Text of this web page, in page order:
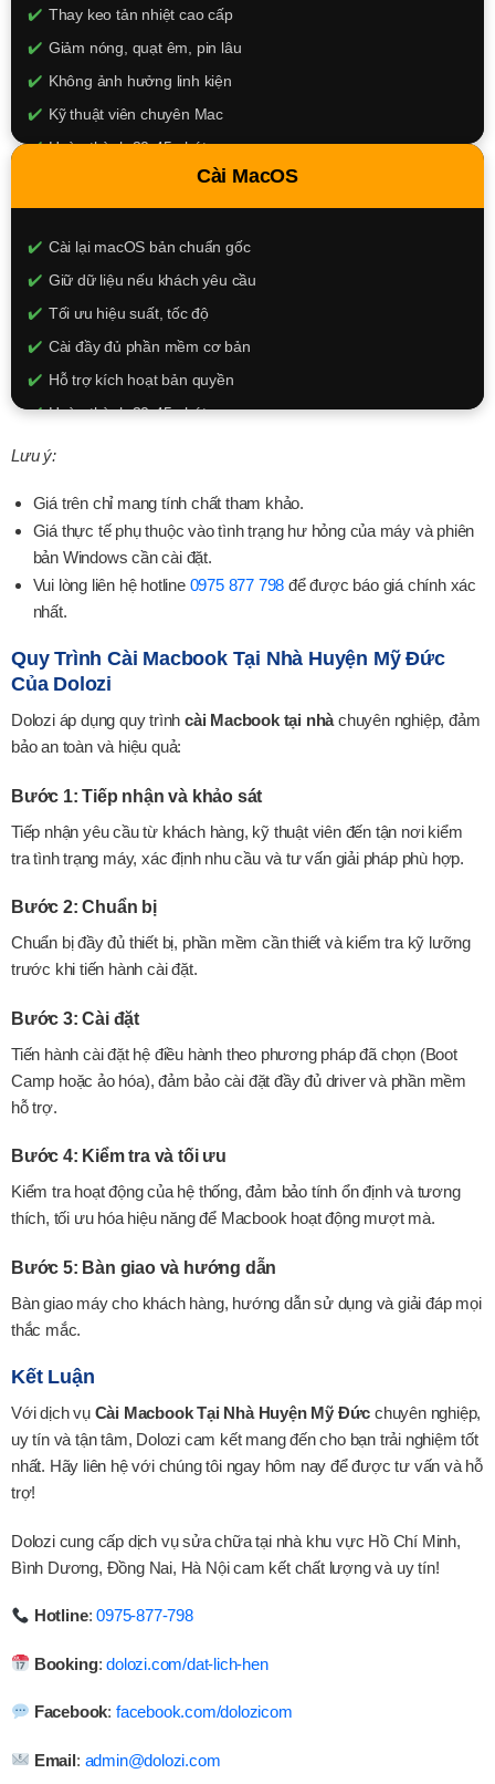
Thay keo tản nhiệt cao cấp
Giảm nóng, quạt êm, pin lâu
Không ảnh hưởng linh kiện
Kỹ thuật viên chuyên Mac
Hoàn thành 30-45 phút
250.000đ
XEM CHI TIẾT
Cài MacOS
Cài lại macOS bản chuẩn gốc
Giữ dữ liệu nếu khách yêu cầu
Tối ưu hiệu suất, tốc độ
Cài đầy đủ phần mềm cơ bản
Hỗ trợ kích hoạt bản quyền
Hoàn thành 30-45 phút
XEM CHI TIẾT
Lưu ý:
Giá trên chỉ mang tính chất tham khảo.
Giá thực tế phụ thuộc vào tình trạng hư hỏng của máy và phiên
bản Windows cần cài đặt.
Vui lòng liên hệ hotline 0975 877 798 để được báo giá chính xác
nhất.
Quy Trình Cài Macbook Tại Nhà Huyện Mỹ Đức
Của Dolozi
Dolozi áp dụng quy trình cài Macbook tại nhàchuyên nghiệp, đảm
bảo an toàn và hiệu quả:
Bước 1: Tiếp nhận và khảo sát
Tiếp nhận yêu cầu từ khách hàng, kỹ thuật viên đến tận nơi kiểm
tra tình trạng máy, xác định nhu cầu và tư vấn giải pháp phù hợp.
Bước 2: Chuẩn bị
Chuẩn bị đầy đủ thiết bị, phần mềm cần thiết và kiểm tra kỹ lưỡng
trước khi tiến hành cài đặt.
Bước 3: Cài đặt
Tiến hành cài đặt hệ điều hành theo phương pháp đã chọn (Boot
Camp hoặc ảo hóa), đảm bảo cài đặt đầy đủ driver và phần mềm
hỗ trợ.
Bước 4: Kiểm tra và tối ưu
Kiểm tra hoạt động của hệ thống, đảm bảo tính ổn định và tương
thích, tối ưu hóa hiệu năng để Macbook hoạt động mượt mà.
Bước 5: Bàn giao và hướng dẫn
Bàn giao máy cho khách hàng, hướng dẫn sử dụng và giải đáp mọi
thắc mắc.
Kết Luận
Với dịch vụ Cài Macbook Tại Nhà Huyện Mỹ Đức chuyên nghiệp,
uy tín và tận tâm, Dolozi cam kết mang đến cho bạn trải nghiệm tốt
nhất. Hãy liên hệ với chúng tôi ngay hôm nay để được tư vấn và hỗ
trợ!
Dolozi cung cấp dịch vụ sửa chữa tại nhà khu vực Hồ Chí Minh,
Bình Dương, Đồng Nai, Hà Nội cam kết chất lượng và uy tín!
Hotline:0975-877-798
Booking:dolozi.com/dat-lich-hen
Facebook: facebook.com/dolozicom
Email: admin@dolozi.com